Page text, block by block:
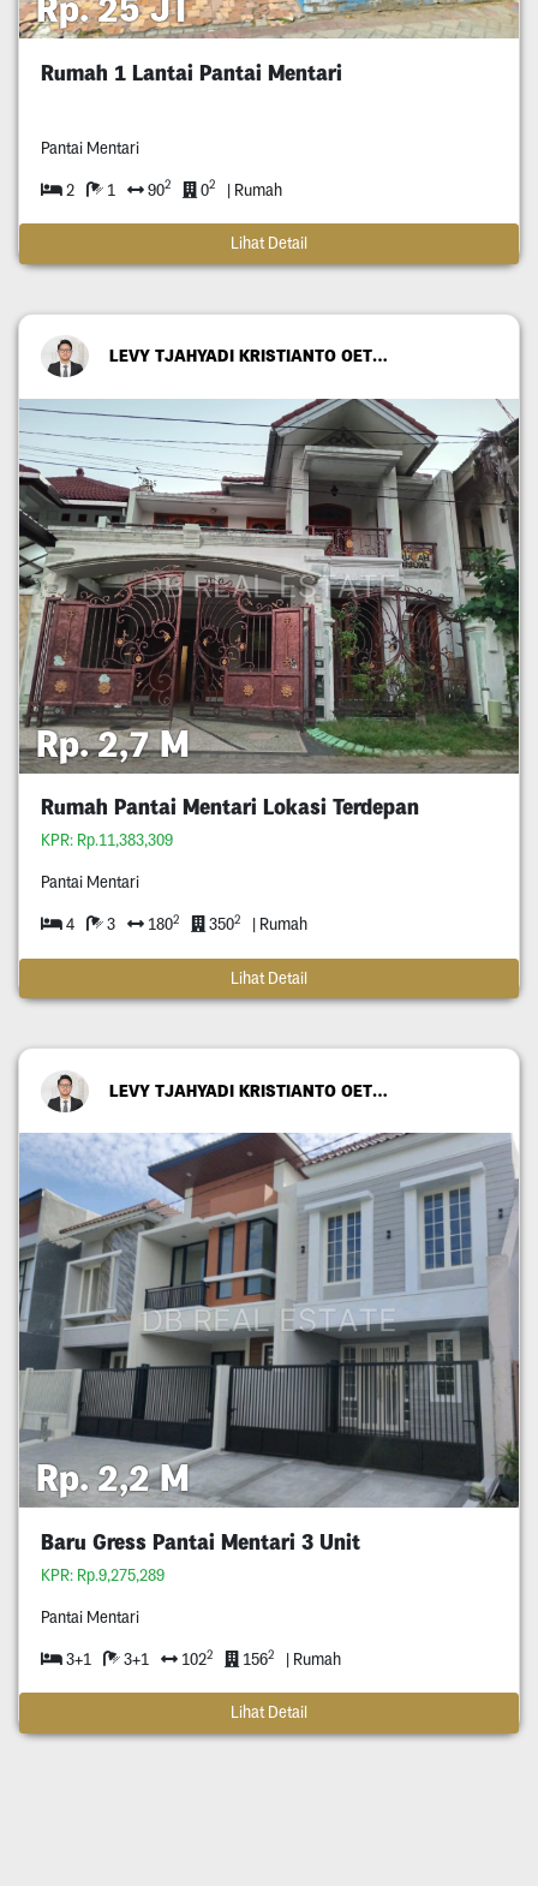
Rumah 1 Lantai Pantai Mentari
Pantai Mentari
2 1 902 02 | Rumah
Lihat Detail
LEVY TJAHYADI KRISTIANTO OETOMO
Rp. 2,7 M
Rumah Pantai Mentari Lokasi Terdepan
KPR: Rp.11,383,309
Pantai Mentari
4 3 1802 3502 | Rumah
Lihat Detail
LEVY TJAHYADI KRISTIANTO OETOMO
Rp. 2,2 M
Baru Gress Pantai Mentari 3 Unit
KPR: Rp.9,275,289
Pantai Mentari
3+1 3+1 1022 1562 | Rumah
Lihat Detail